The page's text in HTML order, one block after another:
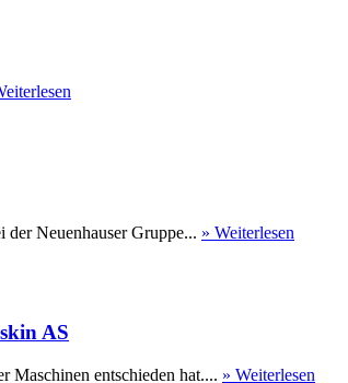
der Neuenhauser Gruppe... » Weiterlesen
AS
Maschinen entschieden hat.... » Weiterlesen